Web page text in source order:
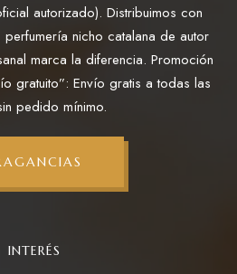
autorizado). Distribuimos con
nicho catalana de autor
marca la diferencia. Promoción
gratuito”: Envío gratis a todas las
pedido mínimo.
INTERÉS